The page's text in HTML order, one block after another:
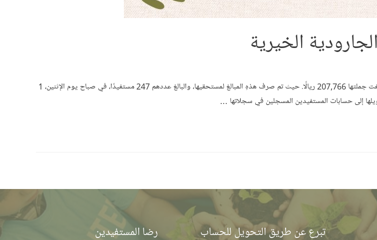
تسعد جمعية الجارودية الخيرية بالإعلان عن نجاحها في توزيع زكاة الفطر لهذا العام، والتي بلغت جملتها 207,766 ريالًا. حيث تم صرف هذهِ المبالغ لمستحقيها، والبالغ عددهم 247 مستفيدًا، في صباح يوم الإثنين، 1
تبرع عن طريق التحويل للحساب
رضا المستفيدين